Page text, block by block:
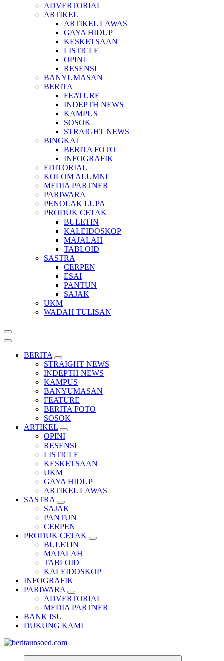
ADVERTORIAL
ARTIKEL
ARTIKEL LAWAS
GAYA HIDUP
KESKETSAAN
LISTICLE
OPINI
RESENSI
BANYUMASAN
BERITA
FEATURE
INDEPTH NEWS
KAMPUS
SOSOK
STRAIGHT NEWS
BINGKAI
BERITA FOTO
INFOGRAFIK
EDITORIAL
KOLOM ALUMNI
MEDIA PARTNER
PARIWARA
PENOLAK LUPA
PRODUK CETAK
BULETIN
KALEIDOSKOP
MAJALAH
TABLOID
SASTRA
CERPEN
ESAI
PANTUN
SAJAK
UKM
WADAH TULISAN
BERITA
STRAIGHT NEWS
INDEPTH NEWS
KAMPUS
BANYUMASAN
FEATURE
BERITA FOTO
SOSOK
ARTIKEL
OPINI
RESENSI
LISTICLE
KESKETSAAN
UKM
GAYA HIDUP
ARTIKEL LAWAS
SASTRA
SAJAK
PANTUN
CERPEN
PRODUK CETAK
BULETIN
MAJALAH
TABLOID
KALEIDOSKOP
INFOGRAFIK
PARIWARA
ADVERTORIAL
MEDIA PARTNER
BANK ISU
DUKUNG KAMI